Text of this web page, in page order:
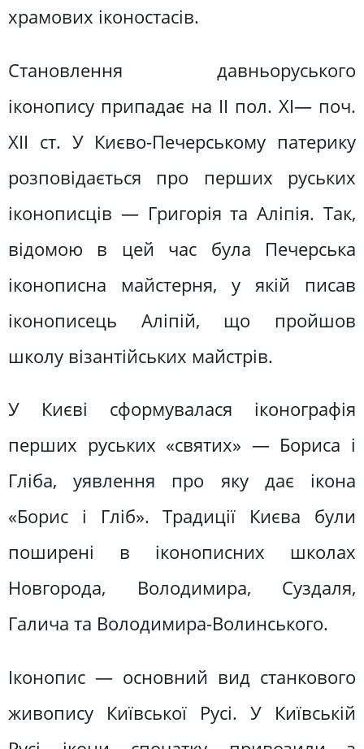
храмових іконостасів.
Становлення давньоруського
іконопису припадає на II пол. XI— поч.
XII ст. У Києво-Печерському патерику
розповідається про перших руських
іконописців — Григорія та Аліпія. Так,
відомою в цей час була Печерська
іконописна майстерня, у якій писав
іконописець Аліпій, що пройшов
школу візантійських майстрів.
У Києві сформувалася іконографія
перших руських «святих» — Бориса і
Гліба, уявлення про яку дає ікона
«Борис і Гліб». Традиції Києва були
поширені в іконописних школах
Новгорода, Володимира, Суздаля,
Галича та Володимира-Волинського.
Іконопис — основний вид станкового
живопису Київської Русі. У Київській